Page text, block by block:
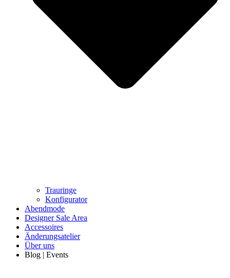
Trauringe
Konfigurator
Abendmode
Designer Sale Area
Accessoires
Änderungsatelier
Über uns
Blog | Events